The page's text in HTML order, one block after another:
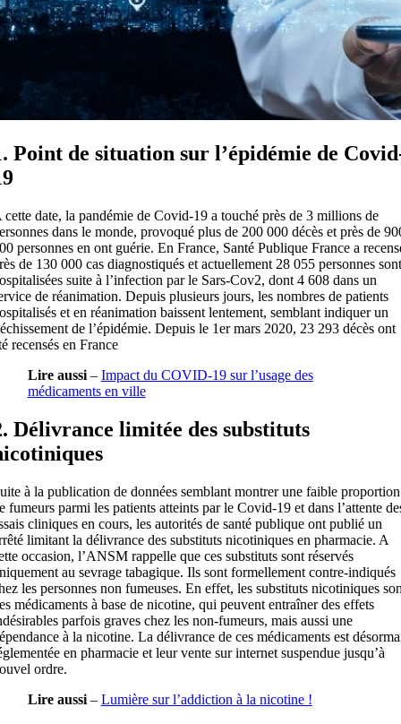
Point de situation sur l’épidémie de
cette date, la pandémie de Covid-19 a touché près de 3 millions de
dans le monde, provoqué plus de 200 000 décès et près de
personnes en ont guérie. En France, Santé Publique France a
de 130 000 cas diagnostiqués et actuellement 28 055 personnes sont
suite à l’infection par le Sars-Cov2, dont 4 608 dans un
de réanimation. Depuis plusieurs jours, les nombres de patients
et en réanimation baissent lentement, semblant indiquer un
de l’épidémie. Depuis le 1er mars 2020, 23 293 décès ont
recensés en France
Lire aussi– Impact du COVID-19 sur l’usage des
médicaments en ville
Délivrance limitée des substituts
à la publication de données semblant montrer une faible proportion
fumeurs parmi les patients atteints par le Covid-19 et dans l’attente
cliniques en cours, les autorités de santé publique ont publié un
limitant la délivrance des substituts nicotiniques en pharmacie. A
occasion, l’ANSM rappelle que ces substituts sont réservés
au sevrage tabagique. Ils sont formellement contre-indiqués
les personnes non fumeuses. En effet, les substituts nicotiniques
médicaments à base de nicotine, qui peuvent entraîner des effets
parfois graves chez les non-fumeurs, mais aussi une
à la nicotine. La délivrance de ces médicaments est
en pharmacie et leur vente sur internet suspendue jusqu’à
ordre.
Lire aussi– Lumière sur l’addiction à la nicotine !